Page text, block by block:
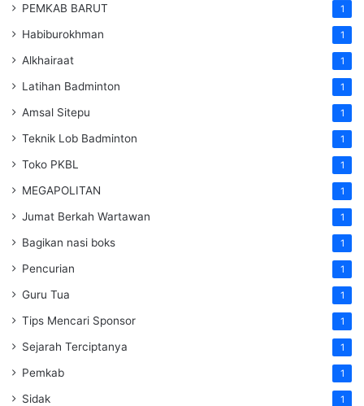
PEMKAB BARUT 1
Habiburokhman 1
Alkhairaat 1
Latihan Badminton 1
Amsal Sitepu 1
Teknik Lob Badminton 1
Toko PKBL 1
MEGAPOLITAN 1
Jumat Berkah Wartawan 1
Bagikan nasi boks 1
Pencurian 1
Guru Tua 1
Tips Mencari Sponsor 1
Sejarah Terciptanya 1
Pemkab 1
Sidak 1